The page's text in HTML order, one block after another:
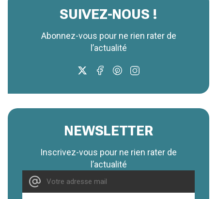
SUIVEZ-NOUS !
Abonnez-vous pour ne rien rater de
l’actualité
NEWSLETTER
Inscrivez-vous pour ne rien rater de
l’actualité